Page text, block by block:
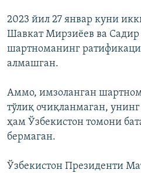
2023 йил 27 январ куни
Шавкат Мирзиёев ва
шартноманинг
алмашган.
Аммо, имзоланган
тўлиқ очиқланмаган,
ҳам Ўзбекистон томони
бермаган.
Ўзбекистон Президенти